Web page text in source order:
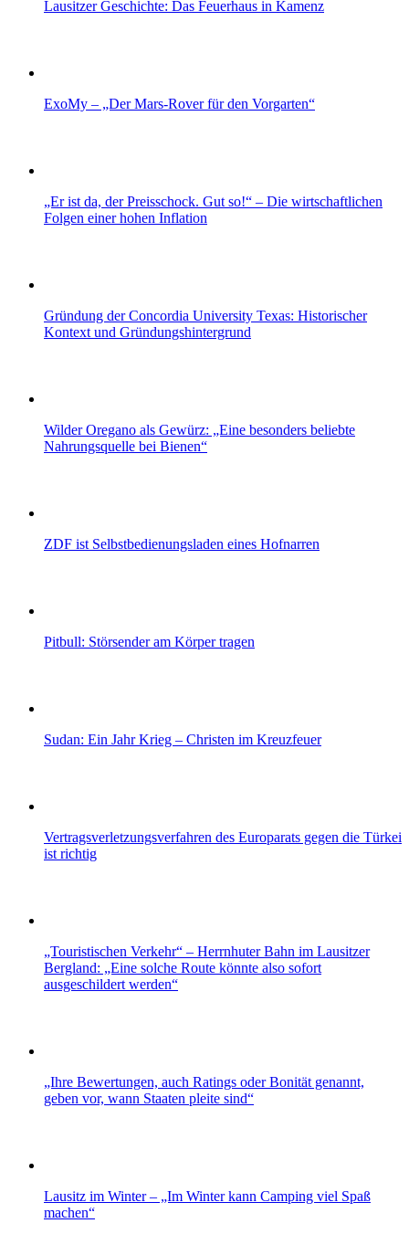
Lausitzer Geschichte: Das Feuerhaus in Kamenz
ExoMy – „Der Mars-Rover für den Vorgarten“
„Er ist da, der Preisschock. Gut so!“ – Die wirtschaftlichen
Folgen einer hohen Inflation
Gründung der Concordia University Texas: Historischer
Kontext und Gründungshintergrund
Wilder Oregano als Gewürz: „Eine besonders beliebte
Nahrungsquelle bei Bienen“
ZDF ist Selbstbedienungsladen eines Hofnarren
Pitbull: Störsender am Körper tragen
Sudan: Ein Jahr Krieg – Christen im Kreuzfeuer
Vertragsverletzungsverfahren des Europarats gegen die Türkei
ist richtig
„Touristischen Verkehr“ – Herrnhuter Bahn im Lausitzer
Bergland: „Eine solche Route könnte also sofort
ausgeschildert werden“
„Ihre Bewertungen, auch Ratings oder Bonität genannt,
geben vor, wann Staaten pleite sind“
Lausitz im Winter – „Im Winter kann Camping viel Spaß
machen“